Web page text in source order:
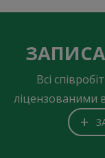
Всі
ліцензованими
+